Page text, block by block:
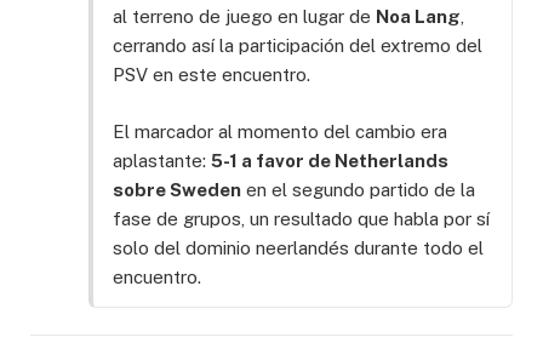
al terreno de juego en lugar de Noa Lang
cerrando así la participación del extremo del
PSV en este encuentro.
El marcador al momento del cambio era
aplastante: 5-1 a favor de Netherlands
sobre Sweden en el segundo partido de la
fase de grupos, un resultado que habla por sí
solo del dominio neerlandés durante todo el
encuentro.